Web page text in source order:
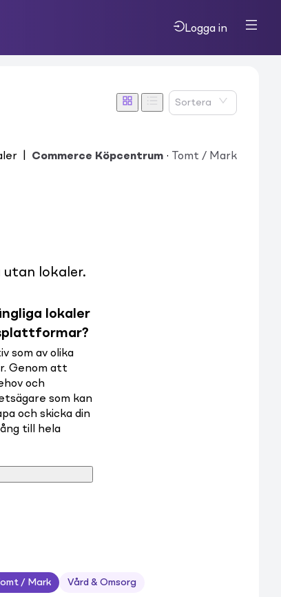
Logga in
Sortera
Commerce Köpcentrum · Tomt / Mark
utan lokaler.
lokaler
som av olika
Genom att
och
som kan
och skicka din
till hela
/ Mark Vård & Omsorg